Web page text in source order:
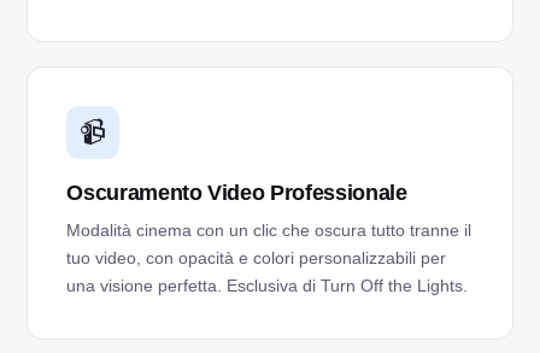
📹
Oscuramento Video Professionale
Modalità cinema con un clic che oscura tutto tranne il
tuo video, con opacità e colori personalizzabili per
una visione perfetta. Esclusiva di Turn Off the Lights.